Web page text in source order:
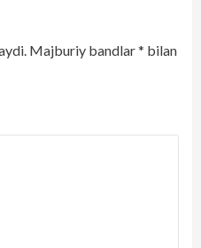
Majburiy bandlar* bilan